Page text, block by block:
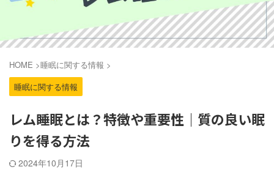
HOME >睡眠に関する情報 >
睡眠に関する情報
レム睡眠とは？特徴や重要性｜質の良い眠
りを得る方法
2024年10月17日